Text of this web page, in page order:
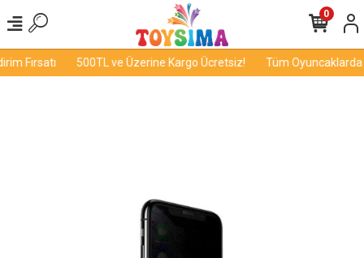
Fırsatı 500TL ve Üzerine Kargo Ücretsiz! Tüm Oyuncaklarda
0